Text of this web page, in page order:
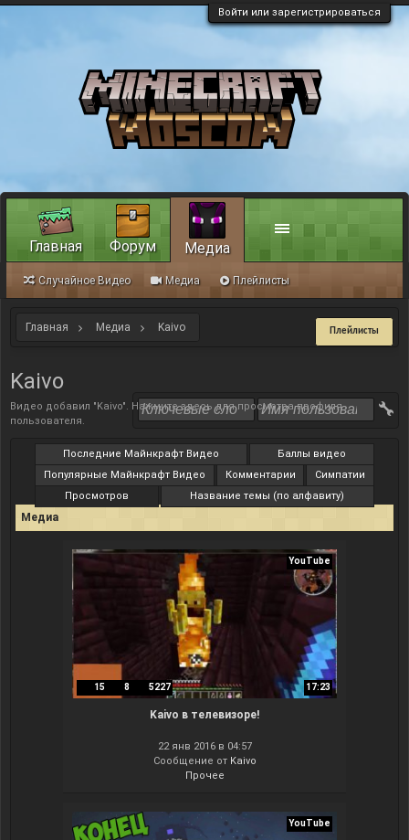
Войти или зарегистрироваться
Плейлисты
Главная Медиа Kaivo
Kaivo
Видео добавил "Kaivo". Нажмите здесь для просмотра профиля
пользователя.
Последние Майнкрафт Видео
Баллы видео
Популярные Майнкрафт Видео
Комментарии
Симпатии
Просмотров
Название темы (по алфавиту)
Медиа
YouTube
15 8 5227 17:23
Kaivo в телевизоре!
22 янв 2016 в 04:57
Сообщение от Kaivo
Прочее
YouTube
Главная Форум Медиа
Случайное Видео Медиа Плейлисты